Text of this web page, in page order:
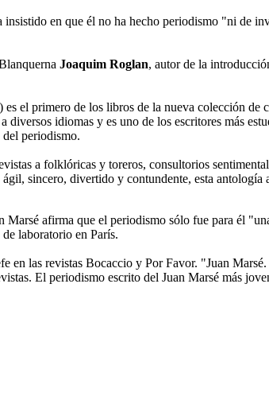
en que él no ha hecho periodismo "ni de
Joaquim Roglan, autor de la
el primero de los libros de la nueva colección
idiomas y es uno de los escritores más
periodismo.
a folklóricas y toreros, consultorios
sincero, divertido y contundente, esta antología
afirma que el periodismo sólo fue para él
laboratorio en París.
en las revistas Bocaccio y Por Favor. "Juan
El periodismo escrito del Juan Marsé más